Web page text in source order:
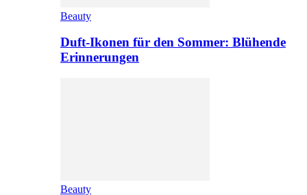
Beauty
Duft-Ikonen für den Sommer: Blühende
Erinnerungen
Beauty